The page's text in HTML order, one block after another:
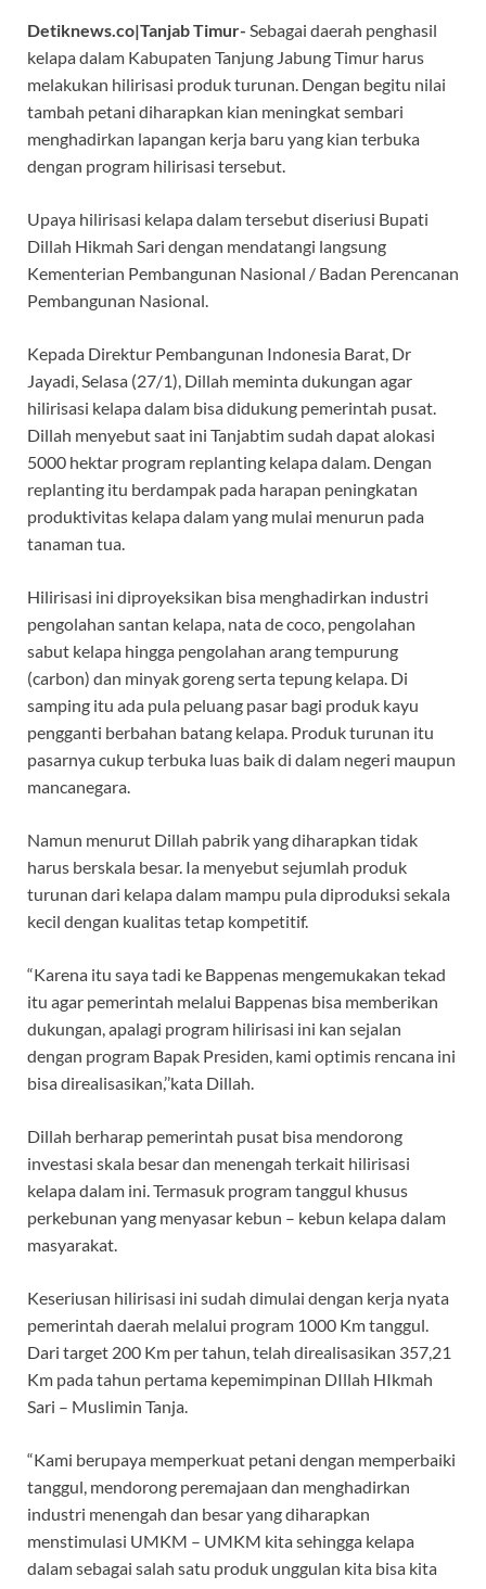
e
b
o
o
k
at
s
A
p
p
e
gr
a
m
e
a
ds
Detiknews.co|Tanjab Timur- Sebagai daerah penghasil
kelapa dalam Kabupaten Tanjung Jabung Timur harus
melakukan hilirisasi produk turunan. Dengan begitu nilai
tambah petani diharapkan kian meningkat sembari
menghadirkan lapangan kerja baru yang kian terbuka
dengan program hilirisasi tersebut.
Upaya hilirisasi kelapa dalam tersebut diseriusi Bupati
Dillah Hikmah Sari dengan mendatangi langsung
Kementerian Pembangunan Nasional / Badan Perencanan
Pembangunan Nasional.
Kepada Direktur Pembangunan Indonesia Barat, Dr
Jayadi, Selasa (27/1), Dillah meminta dukungan agar
hilirisasi kelapa dalam bisa didukung pemerintah pusat.
Dillah menyebut saat ini Tanjabtim sudah dapat alokasi
5000 hektar program replanting kelapa dalam. Dengan
replanting itu berdampak pada harapan peningkatan
produktivitas kelapa dalam yang mulai menurun pada
tanaman tua.
Hilirisasi ini diproyeksikan bisa menghadirkan industri
pengolahan santan kelapa, nata de coco, pengolahan
sabut kelapa hingga pengolahan arang tempurung
(carbon) dan minyak goreng serta tepung kelapa. Di
samping itu ada pula peluang pasar bagi produk kayu
pengganti berbahan batang kelapa. Produk turunan itu
pasarnya cukup terbuka luas baik di dalam negeri maupun
mancanegara.
Namun menurut Dillah pabrik yang diharapkan tidak
harus berskala besar. Ia menyebut sejumlah produk
turunan dari kelapa dalam mampu pula diproduksi sekala
kecil dengan kualitas tetap kompetitif.
“Karena itu saya tadi ke Bappenas mengemukakan tekad
itu agar pemerintah melalui Bappenas bisa memberikan
dukungan, apalagi program hilirisasi ini kan sejalan
dengan program Bapak Presiden, kami optimis rencana ini
bisa direalisasikan,’’kata Dillah.
Dillah berharap pemerintah pusat bisa mendorong
investasi skala besar dan menengah terkait hilirisasi
kelapa dalam ini. Termasuk program tanggul khusus
perkebunan yang menyasar kebun – kebun kelapa dalam
masyarakat.
Keseriusan hilirisasi ini sudah dimulai dengan kerja nyata
pemerintah daerah melalui program 1000 Km tanggul.
Dari target 200 Km per tahun, telah direalisasikan 357,21
Km pada tahun pertama kepemimpinan DIllah HIkmah
Sari – Muslimin Tanja.
“Kami berupaya memperkuat petani dengan memperbaiki
tanggul, mendorong peremajaan dan menghadirkan
industri menengah dan besar yang diharapkan
menstimulasi UMKM – UMKM kita sehingga kelapa
dalam sebagai salah satu produk unggulan kita bisa kita